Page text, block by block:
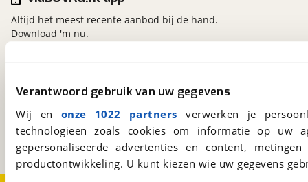
Verantwoord gebruik van uw gegevens
Wij en onze 1022 partners verwerken je
technologieën zoals cookies om informatie op
gepersonaliseerde advertenties en content,
productontwikkeling. U kunt kiezen wie uw gegevens
viaBOVAG.nl
3981 AJ
Bunnik
Een initiatief van
BOVAG
Altijd het meest recente aanbod bij de hand.
Download 'm nu.